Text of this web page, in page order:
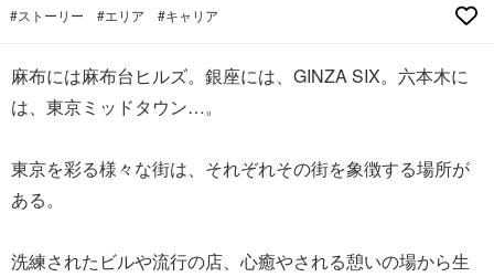
#ストーリー #エリア #キャリア
麻布には麻布台ヒルズ。銀座には、GINZA SIX。六本木に
は、東京ミッドタウン…。
東京を彩る様々な街は、それぞれその街を象徴する場所が
ある。
洗練されたビルや流行の店、心癒やされる憩いの場から生